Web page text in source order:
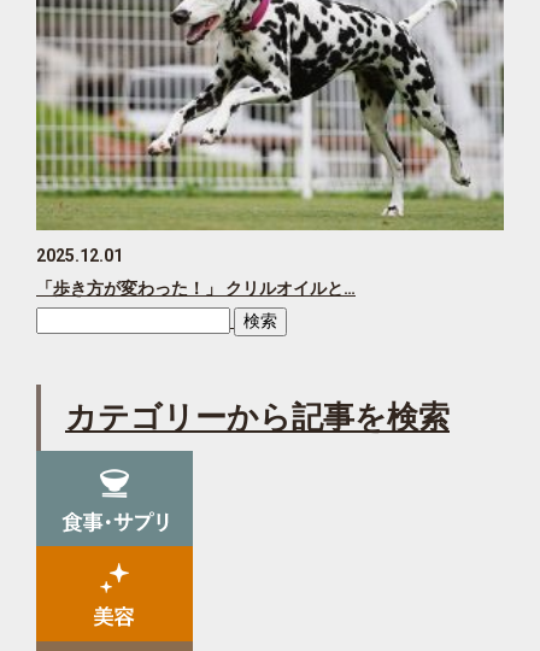
2025.12.01
「歩き方が変わった！」 クリルオイルと…
カテゴリーから記事を検索